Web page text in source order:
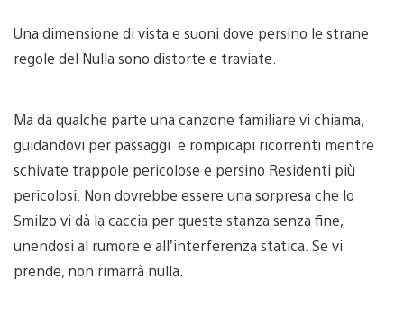
Una dimensione di vista e suoni dove persino le strane
regole del Nulla sono distorte e traviate.
Ma da qualche parte una canzone familiare vi chiama,
guidandovi per passaggi e rompicapi ricorrenti mentre
schivate trappole pericolose e persino Residenti più
pericolosi. Non dovrebbe essere una sorpresa che lo
Smilzo vi dà la caccia per queste stanza senza fine,
unendosi al rumore e all’interferenza statica. Se vi
prende, non rimarrà nulla.